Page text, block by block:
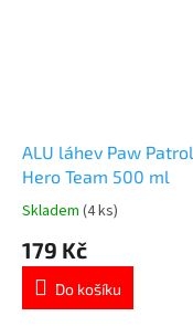
ALU láhev Paw Patrol
Hero Team 500 ml
Průměrné
produktu
5,0
Skladem (4 ks)
179 Kč
Do košíku